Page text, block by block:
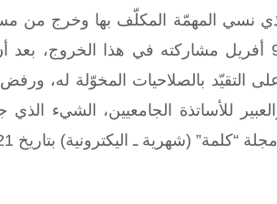
نسي المهمّة المكلّف بها وخرج من
وطلب من عميد كليّة 9 أفريل مشاركته في هذا
التقيّد بالصلاحيات المخوّلة له،
للأساتذة الجامعيين، الشيء
(شهرية ـ اليكترونية) بتاريخ 21 أفريل 2007)